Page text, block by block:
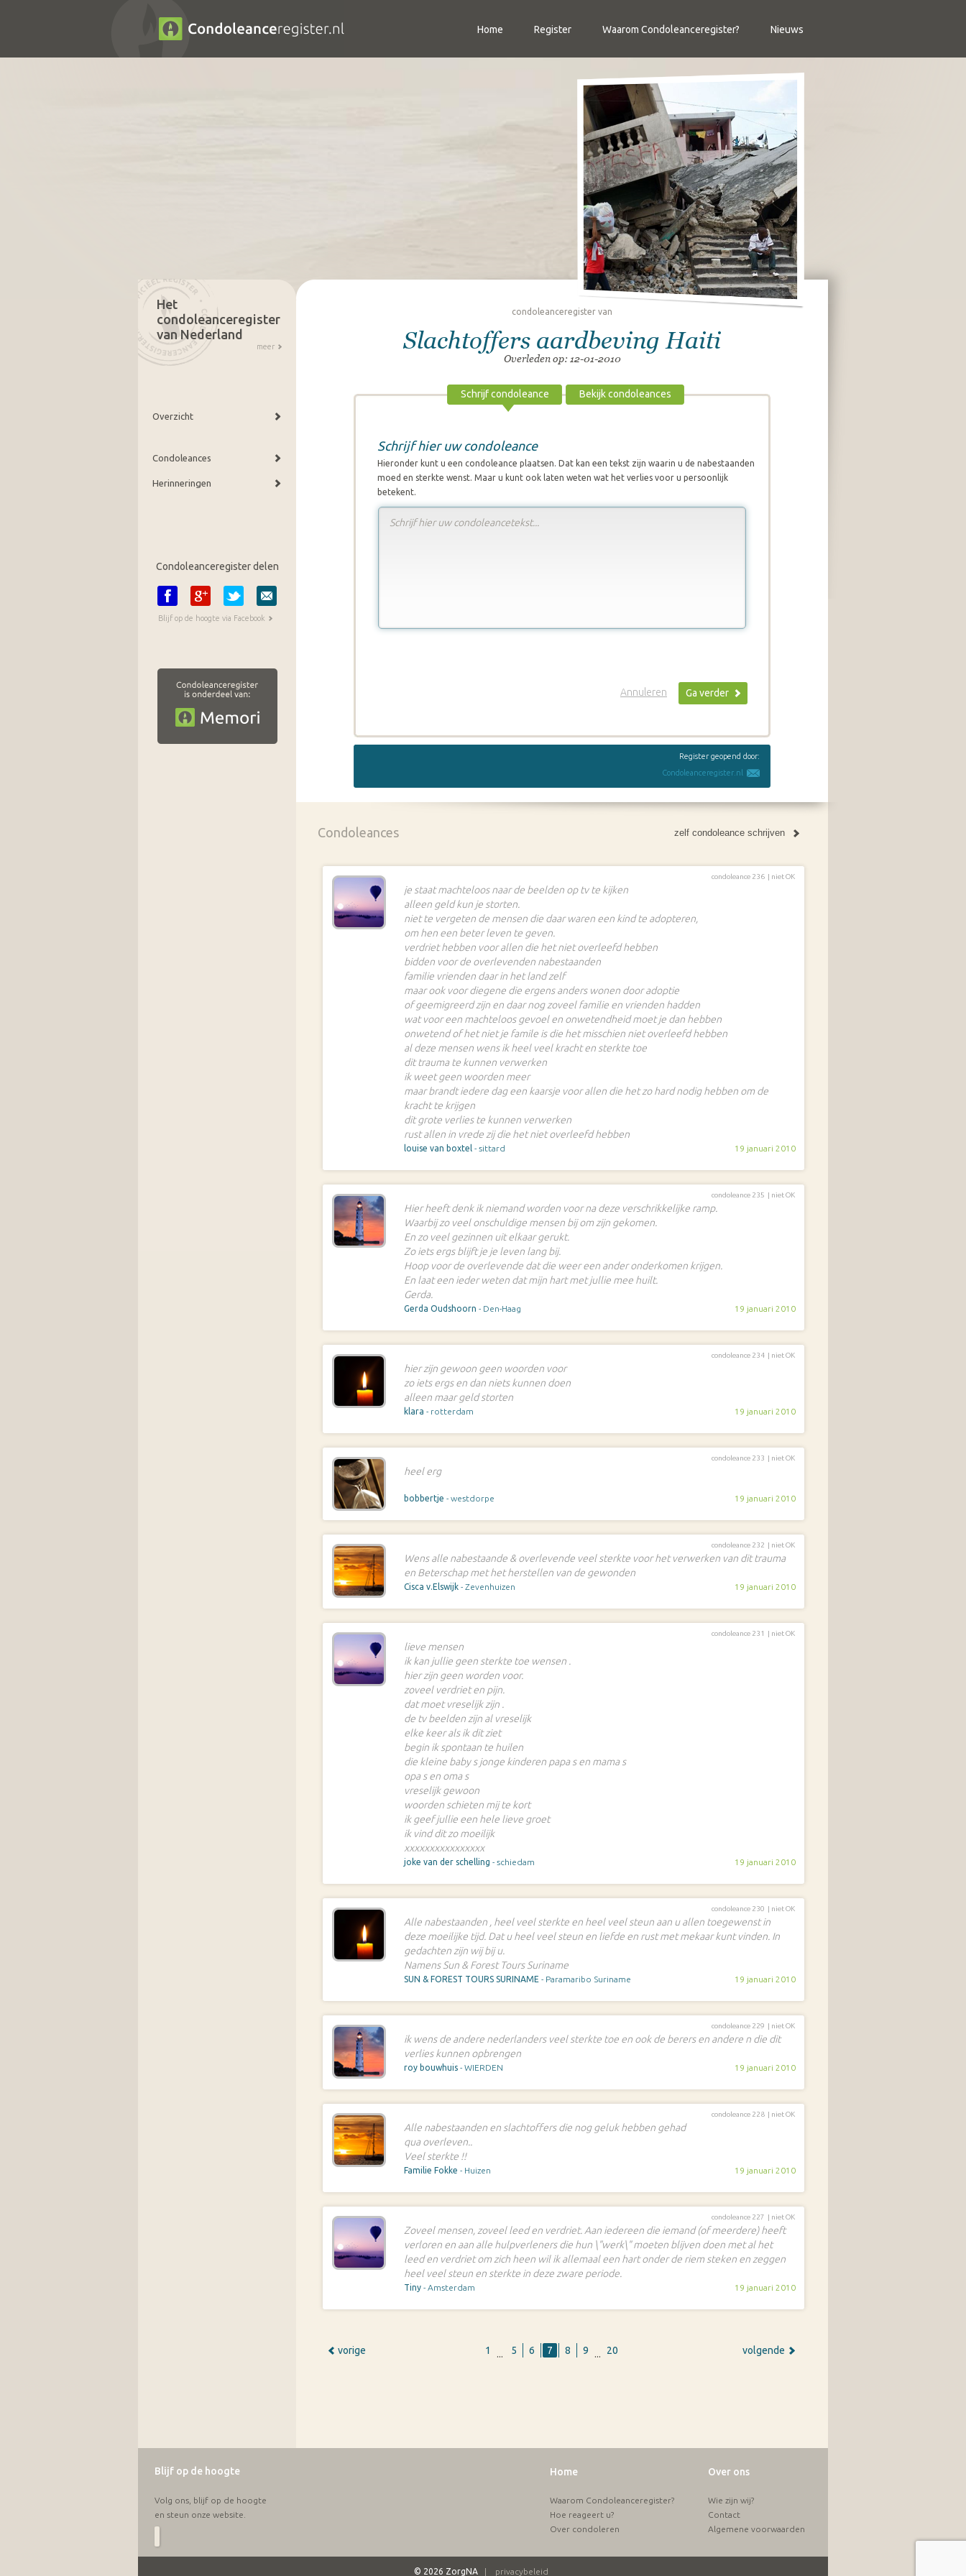
condoleanceregister van
Slachtoffers aardbeving Haiti
Overleden op: 12-01-2010
Schrijf hier uw condoleance
Hieronder kunt u een condoleance plaatsen. Dat kan een tekst zijn waarin u de nabestaanden
moed en sterkte wenst. Maar u kunt ook laten weten wat het verlies voor u persoonlijk
betekent.
Ga verder
Annuleren
Schrijf condoleance Bekijk condoleances
Register geopend door:
Condoleanceregister.nl
zelf condoleance schrijven
Condoleances
je staat machteloos naar de beelden op tv te kijken
alleen geld kun je storten.
niet te vergeten de mensen die daar waren een kind te adopteren,
om hen een beter leven te geven.
verdriet hebben voor allen die het niet overleefd hebben
bidden voor de overlevenden nabestaanden
familie vrienden daar in het land zelf
maar ook voor diegene die ergens anders wonen door adoptie
of geemigreerd zijn en daar nog zoveel familie en vrienden hadden
wat voor een machteloos gevoel en onwetendheid moet je dan hebben
onwetend of het niet je famile is die het misschien niet overleefd hebben
al deze mensen wens ik heel veel kracht en sterkte toe
dit trauma te kunnen verwerken
ik weet geen woorden meer
maar brandt iedere dag een kaarsje voor allen die het zo hard nodig hebben om de
kracht te krijgen
dit grote verlies te kunnen verwerken
rust allen in vrede zij die het niet overleefd hebben
louise van boxtel - sittard 19 januari 2010
condoleance 236 |niet OK
Hier heeft denk ik niemand worden voor na deze verschrikkelijke ramp.
Waarbij zo veel onschuldige mensen bij om zijn gekomen.
En zo veel gezinnen uit elkaar gerukt.
Zo iets ergs blijft je je leven lang bij.
Hoop voor de overlevende dat die weer een ander onderkomen krijgen.
En laat een ieder weten dat mijn hart met jullie mee huilt.
Gerda.
Gerda Oudshoorn - Den-Haag 19 januari 2010
condoleance 235 |niet OK
hier zijn gewoon geen woorden voor
zo iets ergs en dan niets kunnen doen
alleen maar geld storten
klara - rotterdam 19 januari 2010
condoleance 234 |niet OK
heel erg
bobbertje - westdorpe 19 januari 2010
condoleance 233 |niet OK
Wens alle nabestaande & overlevende veel sterkte voor het verwerken van dit trauma
en Beterschap met het herstellen van de gewonden
Cisca v.Elswijk - Zevenhuizen 19 januari 2010
condoleance 232 |niet OK
lieve mensen
ik kan jullie geen sterkte toe wensen .
hier zijn geen worden voor.
zoveel verdriet en pijn.
dat moet vreselijk zijn .
de tv beelden zijn al vreselijk
elke keer als ik dit ziet
begin ik spontaan te huilen
die kleine baby s jonge kinderen papa s en mama s
opa s en oma s
vreselijk gewoon
woorden schieten mij te kort
ik geef jullie een hele lieve groet
ik vind dit zo moeilijk
xxxxxxxxxxxxxxxx
joke van der schelling - schiedam 19 januari 2010
condoleance 231 |niet OK
Alle nabestaanden , heel veel sterkte en heel veel steun aan u allen toegewenst in
deze moeilijke tijd. Dat u heel veel steun en liefde en rust met mekaar kunt vinden. In
gedachten zijn wij bij u.
Namens Sun & Forest Tours Suriname
SUN & FOREST TOURS SURINAME - Paramaribo Suriname 19 januari 2010
condoleance 230 |niet OK
ik wens de andere nederlanders veel sterkte toe en ook de berers en andere n die dit
verlies kunnen opbrengen
roy bouwhuis - WIERDEN 19 januari 2010
condoleance 229 |niet OK
Alle nabestaanden en slachtoffers die nog geluk hebben gehad
qua overleven..
Veel sterkte !!
Familie Fokke - Huizen 19 januari 2010
condoleance 228 |niet OK
Zoveel mensen, zoveel leed en verdriet. Aan iedereen die iemand (of meerdere) heeft
verloren en aan alle hulpverleners die hun \"werk\" moeten blijven doen met al het
leed en verdriet om zich heen wil ik allemaal een hart onder de riem steken en zeggen
heel veel steun en sterkte in deze zware periode.
Tiny - Amsterdam 19 januari 2010
condoleance 227 |niet OK
vorige 1 ... 5 6 7 8 9 ... 20 volgende
Het
condoleanceregister
van Nederland
meer
Overzicht
Condoleances
Herinneringen
Condoleanceregister delen
Blijf op de hoogte via Facebook
Blijf op de hoogte
Volg ons, blijf op de hoogte
en steun onze website.
Home
Waarom Condoleanceregister?
Hoe reageert u?
Over condoleren
Over ons
Wie zijn wij?
Contact
Algemene voorwaarden
© 2026 ZorgNA | privacybeleid
Nieuws
Waarom Condoleanceregister?
Register
Home